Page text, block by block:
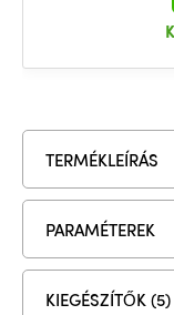
TERMÉKLEÍRÁS
PARAMÉTEREK
KIEGÉSZÍTŐK (5)